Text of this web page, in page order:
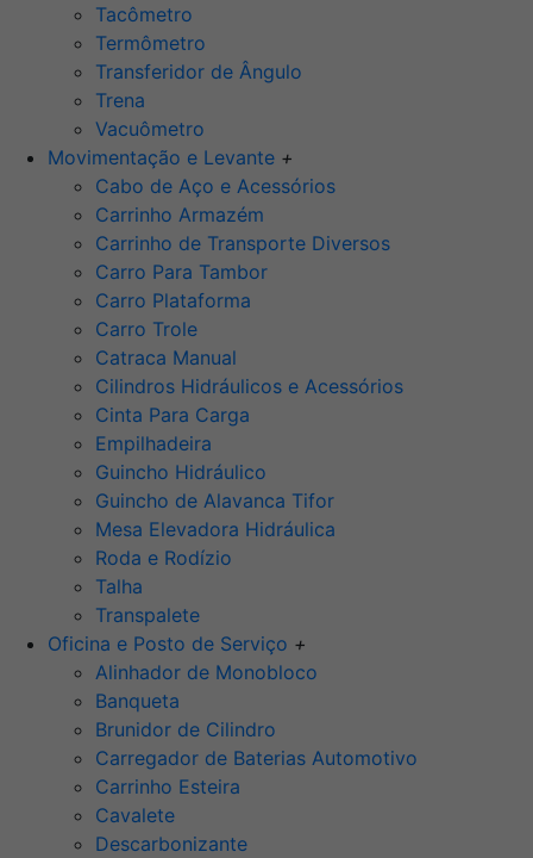
Tacômetro
Termômetro
Transferidor de Ângulo
Trena
Vacuômetro
Movimentação e Levante +
Cabo de Aço e Acessórios
Carrinho Armazém
Carrinho de Transporte Diversos
Carro Para Tambor
Carro Plataforma
Carro Trole
Catraca Manual
Cilindros Hidráulicos e Acessórios
Cinta Para Carga
Empilhadeira
Guincho Hidráulico
Guincho de Alavanca Tifor
Mesa Elevadora Hidráulica
Roda e Rodízio
Talha
Transpalete
Oficina e Posto de Serviço +
Alinhador de Monobloco
Banqueta
Brunidor de Cilindro
Carregador de Baterias Automotivo
Carrinho Esteira
Cavalete
Descarbonizante